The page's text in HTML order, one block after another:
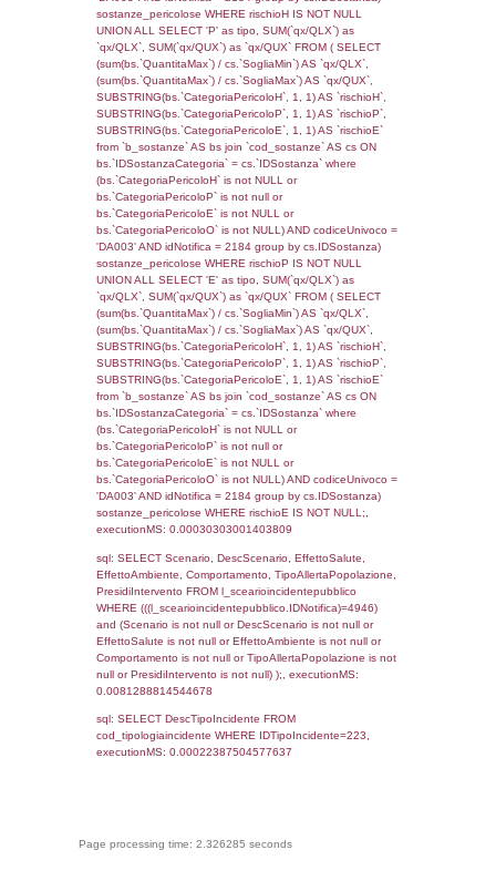
sql: SELECT
reg_f_territori_limitrofi.Direzione,
reg_f_territori_limitrofi.Denominazione,
_limitrofi.DescAltro FROM
JOIN cod_territori_tipologia ON
(reg_f_territori_limitrofi.IDTipologiaTerritorio =
cod_territori_tipologia.IDTipologiaTerritorio)
(reg_f_territori_limitrofi.IDTipoTerritorio =
cod_territori_tipologia.IDTerritorioTP)
0.041553020477295
sql: SELECT f_territori_limitrofi.Distanza,
f_territori_limitrofi.Direzione,
f_territori_limitrofi.Denominazione,
rofi.DescAltro FROM f_territori_limitrofi
cod_territori_tipologia ON
(f_territori_limitrofi.IDTipologiaTerritorio =
(f_territori_limitrofi.IDTipoTerritorio =
cod_territori_tipologia.IDTerritorioTP)
(((f_territori_limitrofi.IDNotifica)=4946) AND
((f_territori_limitrofi.IDTipoTerritorio)=9)),
0.06795597076416
sql: SELECT
reg_f_territori_limitrofi.Direzione,
JOIN cod_territori_tipologia ON